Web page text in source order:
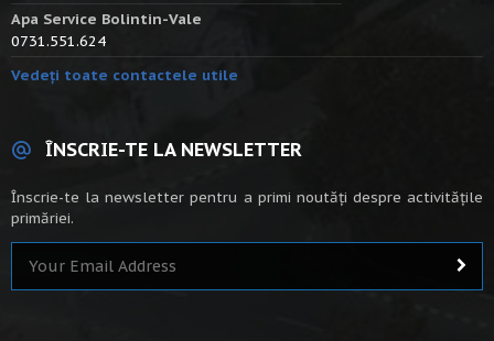
Apa Service Bolintin-Vale
0731.551.624
Vedeți toate contactele utile
ÎNSCRIE-TE LA NEWSLETTER
Înscrie-te la newsletter pentru a primi noutăți despre activitățile
primăriei.